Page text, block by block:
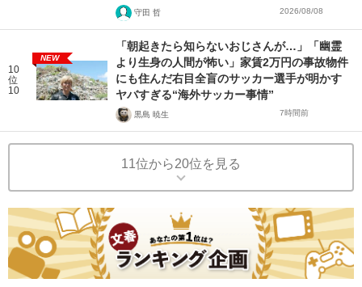
守田 哲 2026/08/08
10
位
10
NEW
「朝起きたら知らないおじさんが…」「幽霊
より生身の人間が怖い」家賃2万円の事故物件
にも住んだ右目全盲のサッカー選手が明かす
ヤバすぎる“海外サッカー事情”
黒島 暁生 7時間前
11位から20位を見る